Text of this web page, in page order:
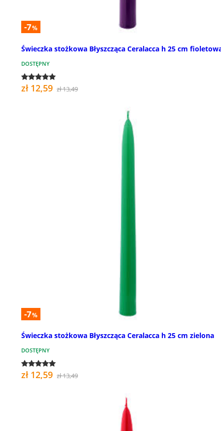
-7%
Świeczka stożkowa Błyszcząca Ceralacca h 25 cm
DOSTĘPNY
zł 12,59 zł 13,49
-7%
Świeczka stożkowa Błyszcząca Ceralacca h 25 cm zielona
DOSTĘPNY
zł 12,59 zł 13,49